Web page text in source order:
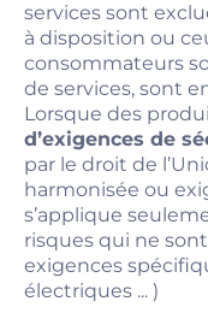
services sont
à disposition ou
consommateurs
de services, sont
Lorsque des
d’exigences de
par le droit de
harmonisée ou
s’applique
risques qui ne
exigences
électriques ... )